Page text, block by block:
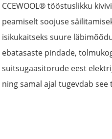
CCEWOOL® tööstuslikku
peamiselt soojuse
isikukaitseks suure
ebatasaste pindade,
suitsugaasitorude eest
ning samal ajal tugevdab